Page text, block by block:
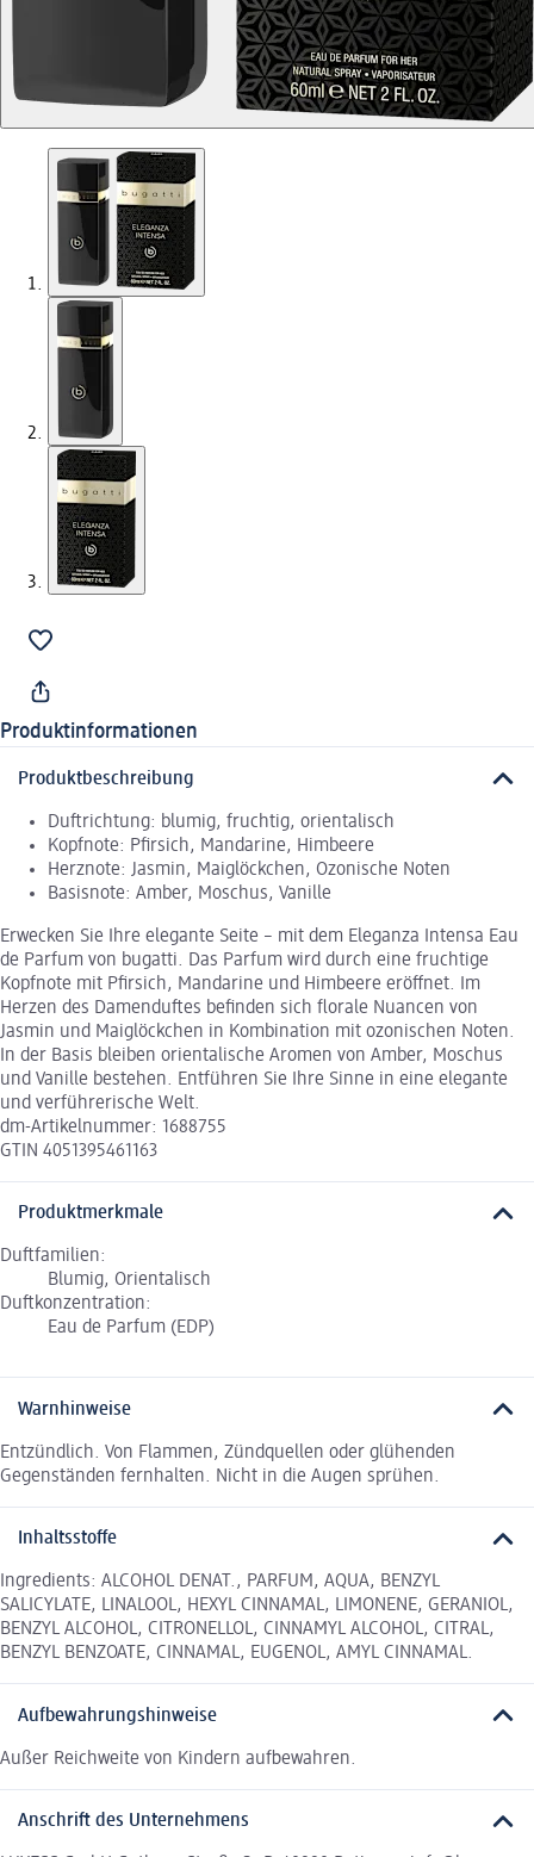
Produktinformationen
Produktbeschreibung
Duftrichtung: blumig, fruchtig, orientalisch
Kopfnote: Pfirsich, Mandarine, Himbeere
Herznote: Jasmin, Maiglöckchen, Ozonische Noten
Basisnote: Amber, Moschus, Vanille
Erwecken Sie Ihre elegante Seite – mit dem Eleganza Intensa Eau
de Parfum von bugatti. Das Parfum wird durch eine fruchtige
Kopfnote mit Pfirsich, Mandarine und Himbeere eröffnet. Im
Herzen des Damenduftes befinden sich florale Nuancen von
Jasmin und Maiglöckchen in Kombination mit ozonischen Noten.
In der Basis bleiben orientalische Aromen von Amber, Moschus
und Vanille bestehen. Entführen Sie Ihre Sinne in eine elegante
und verführerische Welt.
dm-Artikelnummer: 1688755
GTIN 4051395461163
Produktmerkmale
Duftfamilien:
Blumig, Orientalisch
Duftkonzentration:
Eau de Parfum (EDP)
Warnhinweise
Entzündlich. Von Flammen, Zündquellen oder glühenden
Gegenständen fernhalten. Nicht in die Augen sprühen.
Inhaltsstoffe
Ingredients: ALCOHOL DENAT., PARFUM, AQUA, BENZYL
SALICYLATE, LINALOOL, HEXYL CINNAMAL, LIMONENE, GERANIOL,
BENZYL ALCOHOL, CITRONELLOL, CINNAMYL ALCOHOL, CITRAL,
BENZYL BENZOATE, CINNAMAL, EUGENOL, AMYL CINNAMAL.
Aufbewahrungshinweise
Außer Reichweite von Kindern aufbewahren.
Anschrift des Unternehmens